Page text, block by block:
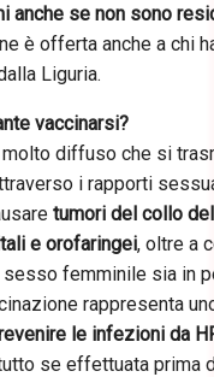
anche se non sono
è offerta anche a chi
Liguria.
vaccinarsi?
molto diffuso che si
i rapporti
tumori del collo
e orofaringei, oltre a
sesso femminile sia in
rappresenta
le infezioni da
se effettuata prima